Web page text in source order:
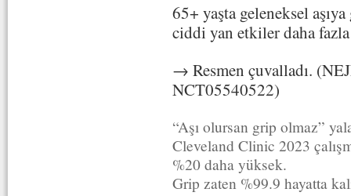
65+ yaşta geleneksel
ciddi yan etkiler daha fazla
→ Resmen çuvalladı.
NCT05540522)
“Aşı olursan grip olmaz”
Cleveland Clinic 2023
%20 daha yüksek.
Grip zaten %99.9 hayatta